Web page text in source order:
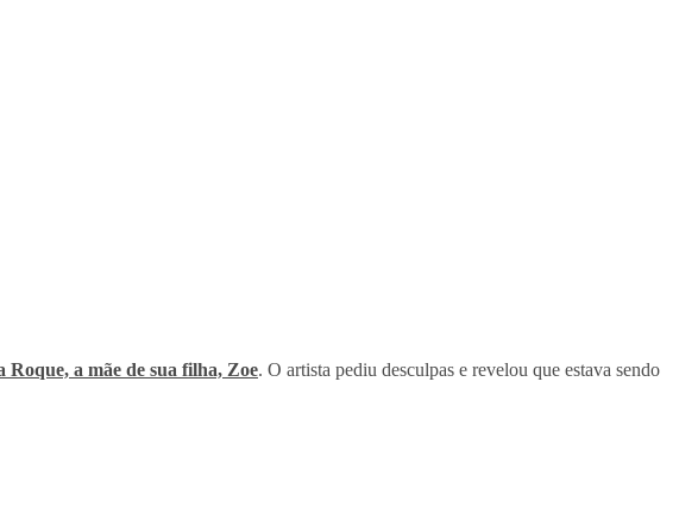
Roque, a mãe de sua filha, Zoe. O artista pediu desculpas e revelou que estava sendo